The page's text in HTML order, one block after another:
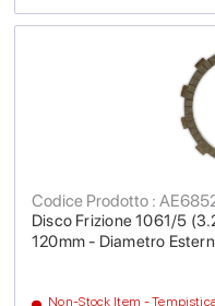
Disco Frizione 1061/5
120mm - Diametro
Codice Prodotto :
Non-Stock Item -